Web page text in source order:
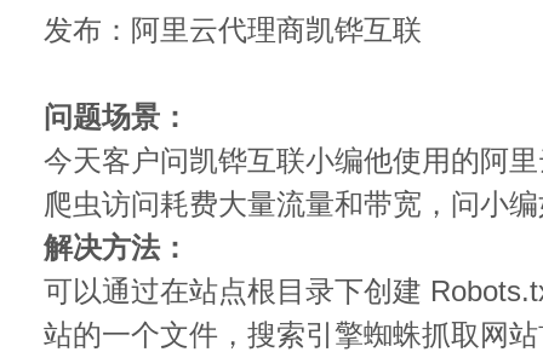
发布：阿里云代理商凯铧互联
问题场景：
今天客户问凯铧互联小编他使用的阿
爬虫访问耗费大量流量和带宽，问小
解决方法：
可以通过在站点根目录下创建
站的一个文件，搜索引擎蜘蛛抓取网